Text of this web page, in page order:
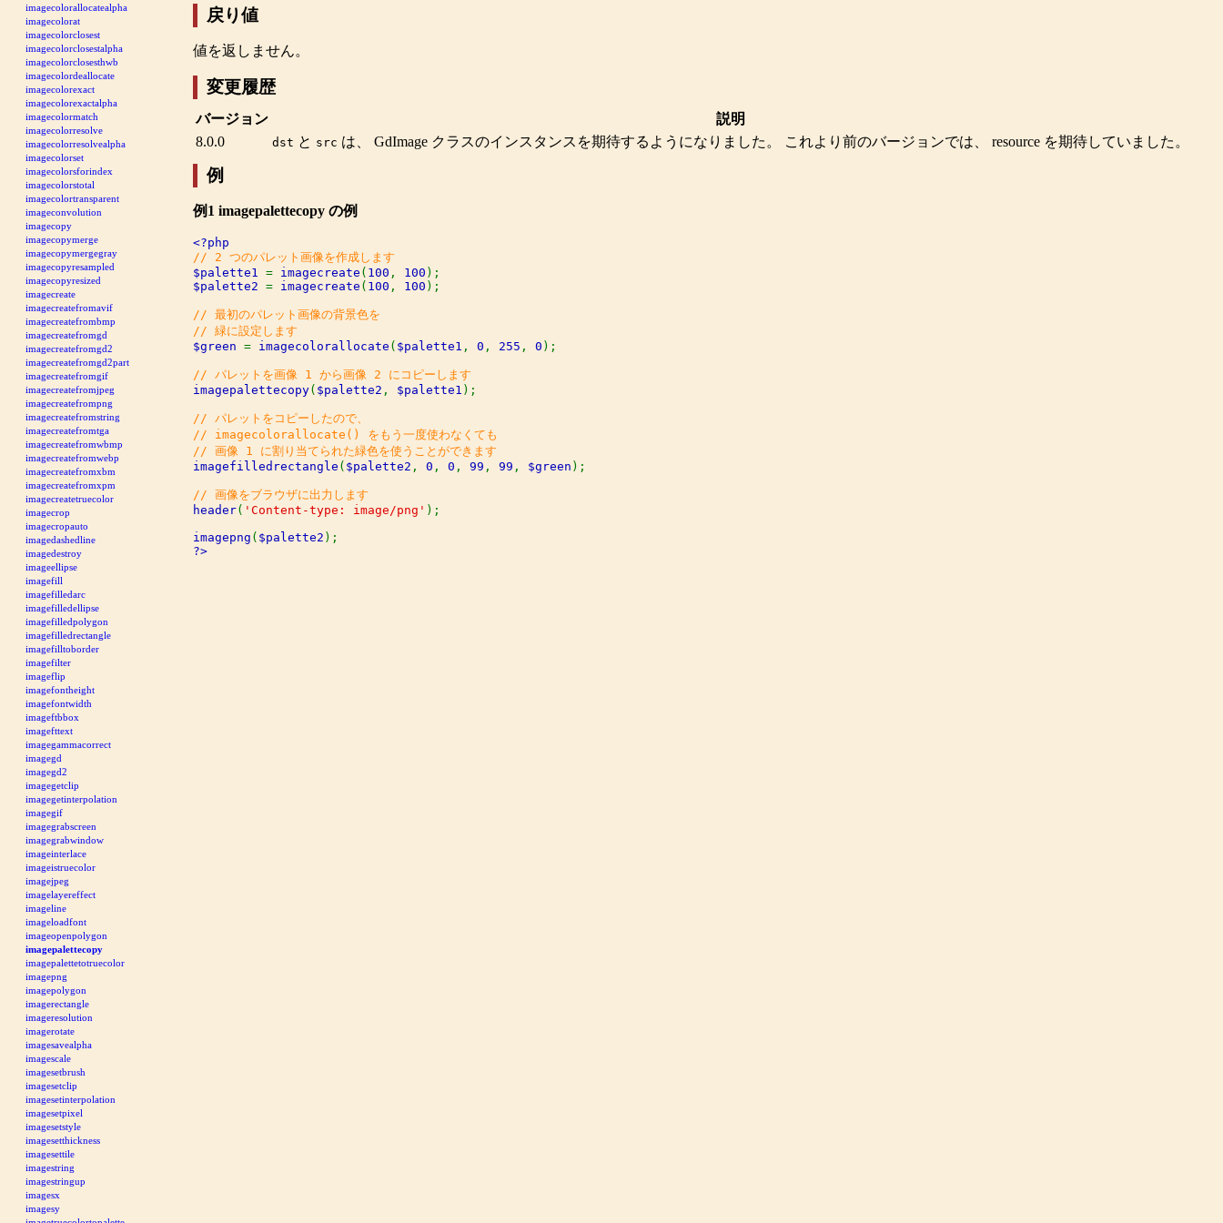
imagecolorallocatealpha
imagecolorat
imagecolorclosest
imagecolorclosestalpha
imagecolorclosesthwb
imagecolordeallocate
imagecolorexact
imagecolorexactalpha
imagecolormatch
imagecolorresolve
imagecolorresolvealpha
imagecolorset
imagecolorsforindex
imagecolorstotal
imagecolortransparent
imageconvolution
imagecopy
imagecopymerge
imagecopymergegray
imagecopyresampled
imagecopyresized
imagecreate
imagecreatefromavif
imagecreatefrombmp
imagecreatefromgd
imagecreatefromgd2
imagecreatefromgd2part
imagecreatefromgif
imagecreatefromjpeg
imagecreatefrompng
imagecreatefromstring
imagecreatefromtga
imagecreatefromwbmp
imagecreatefromwebp
imagecreatefromxbm
imagecreatefromxpm
imagecreatetruecolor
imagecrop
imagecropauto
imagedashedline
imagedestroy
imageellipse
imagefill
imagefilledarc
imagefilledellipse
imagefilledpolygon
imagefilledrectangle
imagefilltoborder
imagefilter
imageflip
imagefontheight
imagefontwidth
imageftbbox
imagefttext
imagegammacorrect
imagegd
imagegd2
imagegetclip
imagegetinterpolation
imagegif
imagegrabscreen
imagegrabwindow
imageinterlace
imageistruecolor
imagejpeg
imagelayereffect
imageline
imageloadfont
imageopenpolygon
imagepalettecopy
imagepalettetotruecolor
imagepng
imagepolygon
imagerectangle
imageresolution
imagerotate
imagesavealpha
imagescale
imagesetbrush
imagesetclip
imagesetinterpolation
imagesetpixel
imagesetstyle
imagesetthickness
imagesettile
imagestring
imagestringup
imagesx
imagesy
戻り値
値を返しません。
変更履歴
バージョン
説明
8.0.0
dst と src は、 GdImage クラスのインスタンスを期待するようになりました。 これより前のバージョンでは、 resource を期待していました。
例
例1 imagepalettecopy の例
$palette1 = imagecreate ( 100 , 100
$palette2 = imagecreate ( 100 , 100 );
// 最初のパレット画像の背景色を
$green = imagecolorallocate ( $palette1 , 0 , 255 , 0 );
imagepalettecopy( $palette2 , $palette1 );
// パレットをコピーしたので、
// imagecolorallocate() をもう一度使わなくても
imagefilledrectangle ( $palette2 , 0 , 0 , 99 , 99 , $green );
header( 'Content-type: image/png' );
imagepng ( $palette2
?>